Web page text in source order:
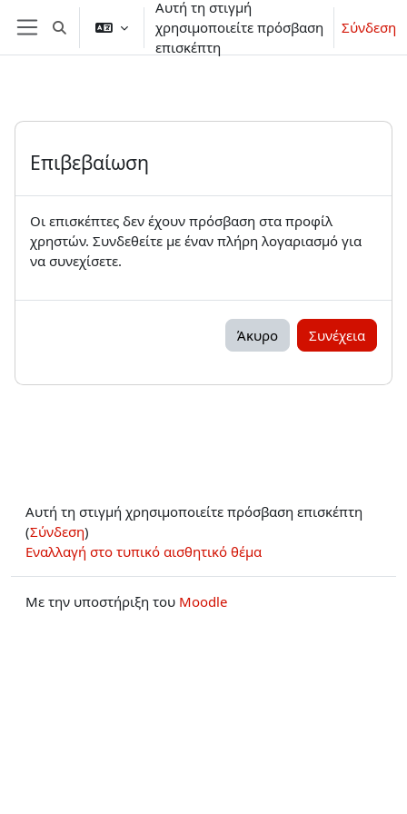
Μετάβαση στο κεντρικό περιεχόμενο
Πλευρικός πίνακας
Εναλλαγή εισόδου αναζήτησης
Αυτή τη στιγμή
χρησιμοποιείτε πρόσβαση
επισκέπτη
Σύνδεση
Επιβεβαίωση
Οι επισκέπτες δεν έχουν πρόσβαση στα προφίλ
χρηστών. Συνδεθείτε με έναν πλήρη λογαριασμό για
να συνεχίσετε.
Άκυρο Συνέχεια
Αυτή τη στιγμή χρησιμοποιείτε πρόσβαση επισκέπτη
(Σύνδεση)
Εναλλαγή στο τυπικό αισθητικό θέμα
Με την υποστήριξη του Moodle